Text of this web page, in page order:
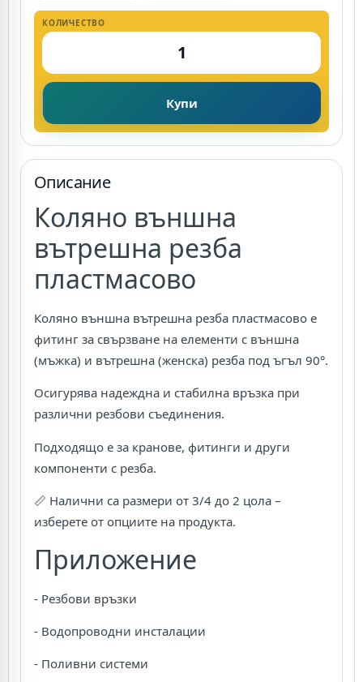
КОЛИЧЕСТВО
Купи
Описание
Коляно външна
вътрешна резба
пластмасово
Коляно външна вътрешна резба пластмасово е
фитинг за свързване на елементи с външна
(мъжка) и вътрешна (женска) резба под ъгъл 90°.
Осигурява надеждна и стабилна връзка при
различни резбови съединения.
Подходящо е за кранове, фитинги и други
компоненти с резба.
📏 Налични са размери от 3/4 до 2 цола –
изберете от опциите на продукта.
Приложение
- Резбови връзки
- Водопроводни инсталации
- Поливни системи